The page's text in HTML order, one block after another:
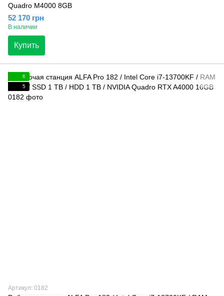
Quadro M4000 8GB
52 170 грн
В наличии
Купить
6
5
Артикул: 0182